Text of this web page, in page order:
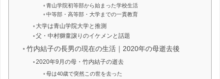
青山学院初等部から始まった学校生活
中等部・高等部・大学までの一貫教育
大学は青山学院大学と推測
父・中村獅童譲りのイケメンと話題
竹内結子の長男の現在の生活｜2020年の母逝去後
2020年9月の母・竹内結子の逝去
母は40歳で突然この世を去った